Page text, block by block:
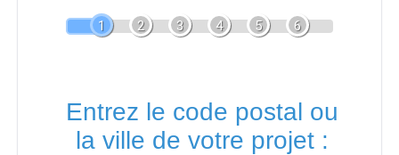
1 2 3 4 5 6
Entrez le code postal ou
la ville de votre projet :